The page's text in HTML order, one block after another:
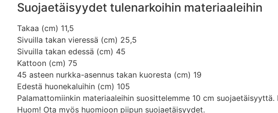
Suojaetäisyydet tulenarkoihin materiaaleihin
Takaa (cm) 11,5
Sivuilla takan vieressä (cm) 25,5
Sivuilla takan edessä (cm) 45
Kattoon (cm) 75
45 asteen nurkka-asennus takan kuoresta (cm) 19
Edestä huonekaluihin (cm) 105
Palamattomiinkin materiaaleihin suosittelemme 10 cm
Huom! Ota myös huomioon piipun suojaetäisyydet.